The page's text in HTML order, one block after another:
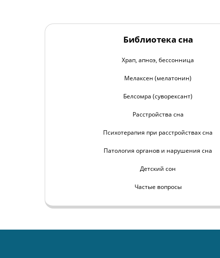
Библиотека сна
Храп, апноэ, бессонница
Мелаксен (мелатонин)
Белсомра (суворексант)
Расстройства сна
Психотерапия при расстройствах сна
Патология органов и нарушения сна
Детский сон
Частые вопросы